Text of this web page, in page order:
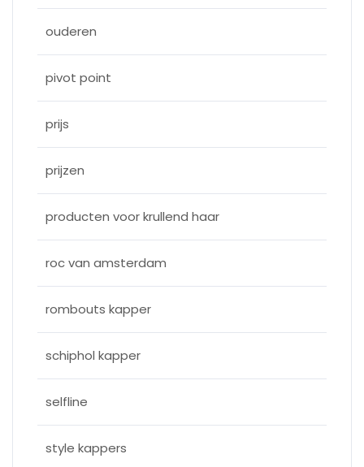
ouderen
pivot point
prijs
prijzen
producten voor krullend haar
roc van amsterdam
rombouts kapper
schiphol kapper
selfline
style kappers